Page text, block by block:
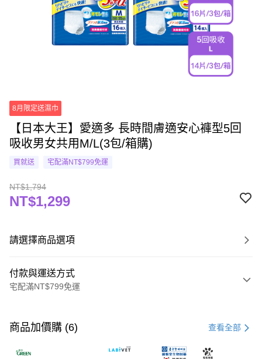
8月限定送濕巾
【日本大王】愛適多 長時間膚適安心褲型5回
吸收男女共用M/L(3包/箱購)
買就送 宅配滿NT$799免運
NT$1,794
NT$1,299
請選擇商品選項
付款與運送方式
宅配滿NT$799免運
信用卡一次付款
LINE Pay
商品加價購 (6) 查看全部